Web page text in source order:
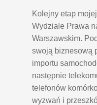
Kolejny etap
Wydziale Prawa
Warszawskim.
swoją biznesową
importu
następnie
telefonów
wyzwań i